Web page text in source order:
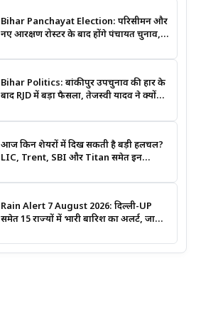
Bihar Panchayat Election: परिसीमन और
नए आरक्षण रोस्टर के बाद होंगे पंचायत चुनाव,
Bihar Politics: बांकीपुर उपचुनाव की हार के
बाद RJD में बड़ा फैसला, तेजस्वी यादव ने क्यों
आज किन शेयरों में दिख सकती है बड़ी हलचल?
LIC, Trent, SBI और Titan समेत इन
Rain Alert 7 August 2026: दिल्ली-UP
समेत 15 राज्यों में भारी बारिश का अलर्ट, जानिए